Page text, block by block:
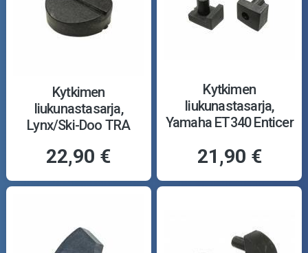
Kytkimen
liukunastasarja,
Lynx/Ski-Doo TRA
22,90 €
Kytkimen
liukunastasarja,
Yamaha ET340 Enticer
21,90 €